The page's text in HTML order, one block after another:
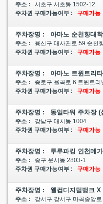
주소 :
서초구 서초동 1502-12
주차권 구매가능여부 :
구매가능
주차장명 : 아마노 순천향대
주소 :
용산구 대사관로 59 순천
주차권 구매가능여부 :
구매가능
주차장명 : 아마노 트윈트리
주소 :
종로구 율곡로 6 트윈트리
주차권 구매가능여부 :
구매가능
주차장명 : 동일타워 주차장 (
주소 :
강남구 대치동 1004
주차권 구매가능여부 :
구매가능
주차장명 : 투루파킹 인천메
주소 :
중구 운서동 2803-1
주차권 구매가능여부 :
구매가능
주차장명 : 웰컴디지털뱅크 X
주소 :
강서구 강서구 마곡중앙로